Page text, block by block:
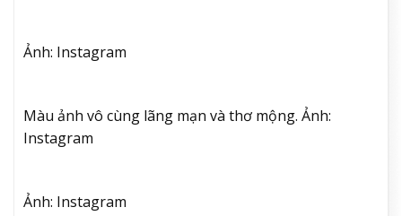
Ảnh: Instagram
Màu ảnh vô cùng lãng mạn và thơ mộng. Ảnh:
Instagram
Ảnh: Instagram